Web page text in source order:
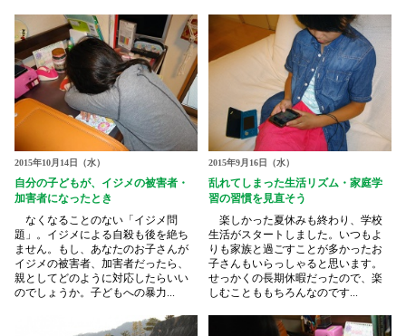
2015年10月14日（水）
自分の子どもが、イジメの被害者・
加害者になったとき
なくなることのない「イジメ問
題」。イジメによる自殺も後を絶ち
ません。もし、あなたのお子さんが
イジメの被害者、加害者だったら、
親としてどのように対応したらいい
のでしょうか。子どもへの暴力...
2015年9月16日（水）
乱れてしまった生活リズム・家庭学
習の習慣を見直そう
楽しかった夏休みも終わり、学校
生活がスタートしました。いつもよ
りも家族と過ごすことが多かったお
子さんもいらっしゃると思います。
せっかくの長期休暇だったので、楽
しむことももちろんなのです...